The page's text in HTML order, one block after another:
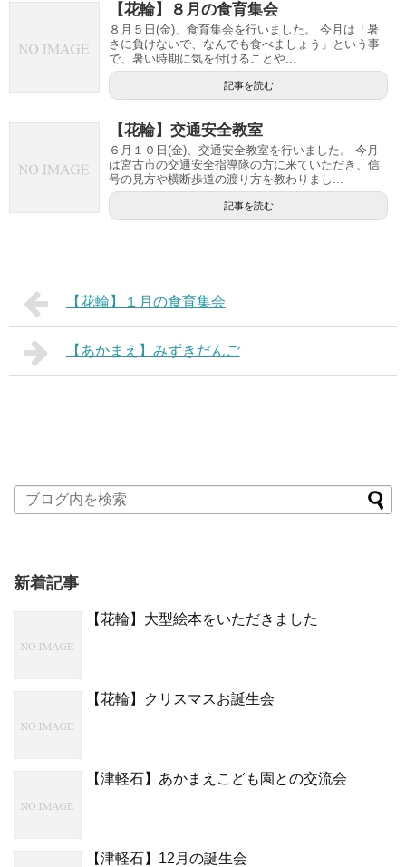
【花輪】８月の食育集会
８月５日(金)、食育集会を行いました。 今月は「暑
さに負けないで、なんでも食べましょう」という事
で、暑い時期に気を付けることや...
記事を読む
【花輪】交通安全教室
６月１０日(金)、交通安全教室を行いました。 今月
は宮古市の交通安全指導隊の方に来ていただき、信
号の見方や横断歩道の渡り方を教わりまし...
記事を読む
【花輪】１月の食育集会
【あかまえ】みずきだんご
新着記事
【花輪】大型絵本をいただきました
【花輪】クリスマスお誕生会
【津軽石】あかまえこども園との交流会
【津軽石】12月の誕生会